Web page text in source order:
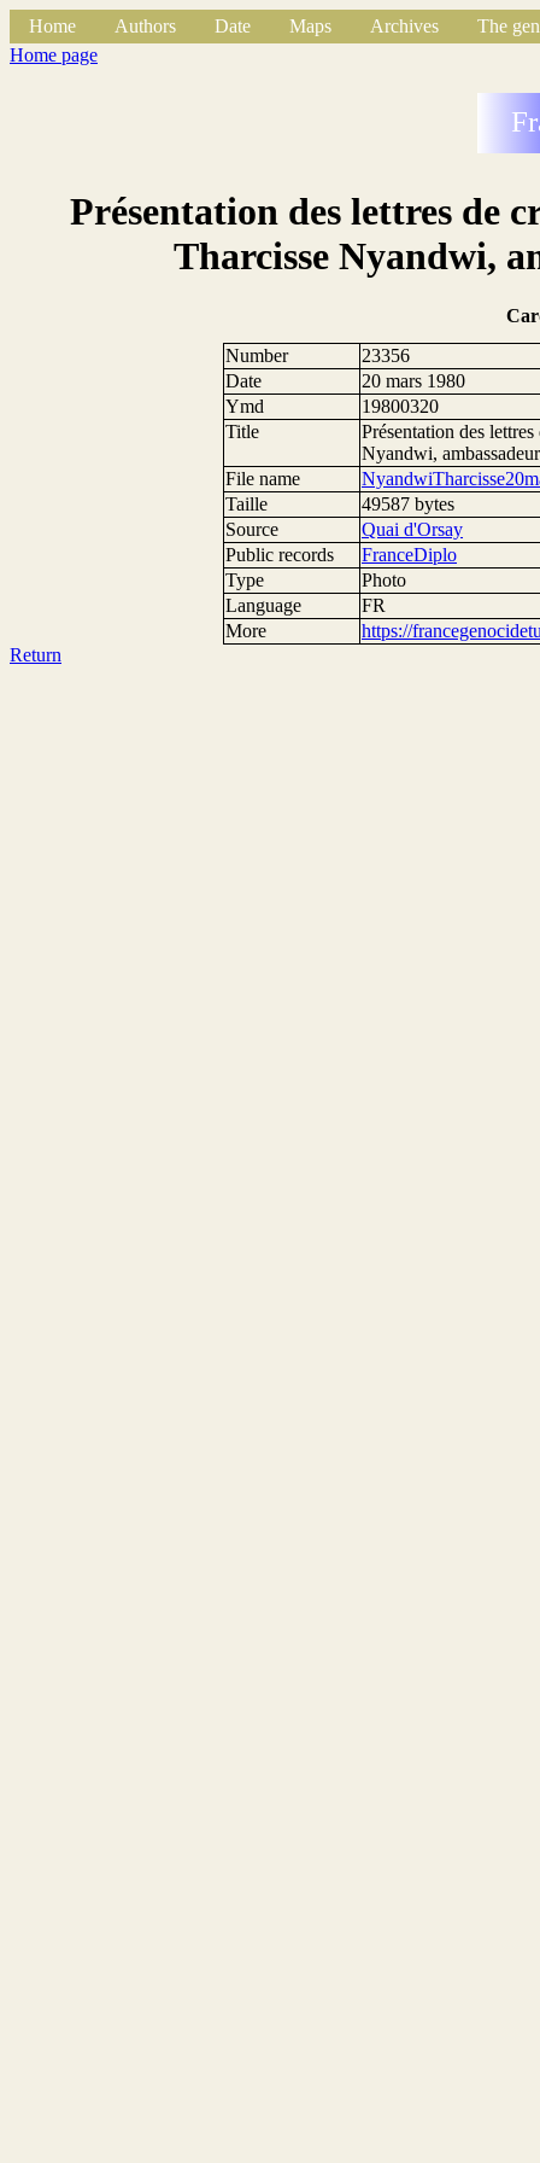
Home Authors Date Maps Archives
The
Home page
Présentation des lettres de
Tharcisse Nyandwi,
Number
23356
Date
20 mars 1980
Ymd
19800320
Title
Présentation des
Nyandwi,
File name
Taille
49587 bytes
Source
Quai d'Orsay
Public records
FranceDiplo
Type
Photo
Language
FR
More
https://
Return